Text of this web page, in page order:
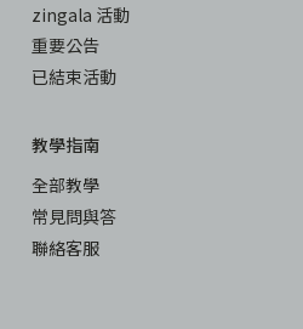
zingala 活動
重要公告
已結束活動
教學指南
全部教學
常見問與答
聯絡客服